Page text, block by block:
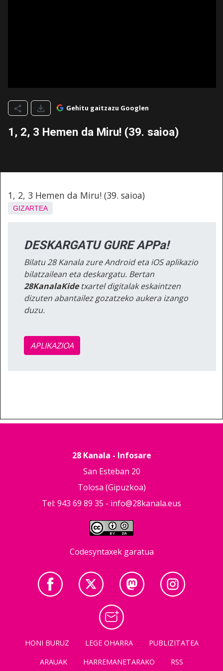
Gehitu gaitzazu Googlen
1, 2, 3 Hemen da Miru! (39. saioa)
1, 2, 3 Hemen da Miru! (39. saioa)
GIZARTEA
DESKARGATU GURE APPa!
Bilatu 28 Kanala zure Android eta iOS aplikazio
bilatzailean eta deskargatu. Bertan
28KanalaKidetxartel digitalak eskaintzen
dizuten abantailez gozatzeko aukera izango
duzu.
APLIKAZIOA
28 Kanala - Infosare
San Esteban 20
Tolosa (Gipuzkoa)
Tel: 943 69 89 35 - info@28kanala.eus
Codesyntaxek garatua
HONI BURUZ LEGE OHARRA
PUBLIZITATEA
ARAUAK
HARREMANETARAKO RSS